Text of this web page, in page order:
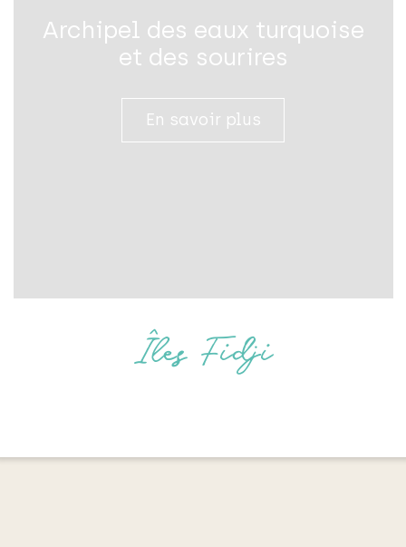
Archipel des eaux turquoise
et des sourires
En savoir plus
Îles Fidji